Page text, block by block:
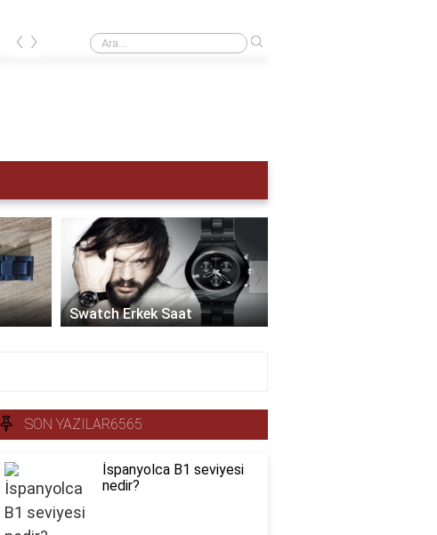
Kol saati kaç atm olmalı?
‹ ›
Swatch Erkek Saat
›
SON YAZILAR6565
İspanyolca B1 seviyesi
nedir?